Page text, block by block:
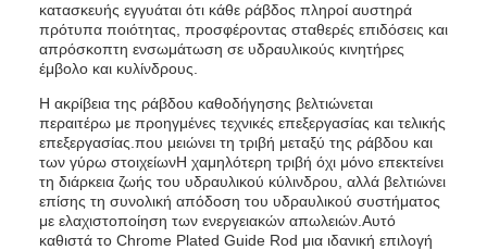
κατασκευής εγγυάται ότι κάθε ράβδος πληροί αυστηρά
πρότυπα ποιότητας, προσφέροντας σταθερές επιδόσεις και
απρόσκοπτη ενσωμάτωση σε υδραυλικούς κινητήρες
έμβολο και κυλίνδρους.
Η ακρίβεια της ράβδου καθοδήγησης βελτιώνεται
περαιτέρω με προηγμένες τεχνικές επεξεργασίας και τελικής
επεξεργασίας.που μειώνει τη τριβή μεταξύ της ράβδου και
των γύρω στοιχείωνΗ χαμηλότερη τριβή όχι μόνο επεκτείνει
τη διάρκεια ζωής του υδραυλικού κύλινδρου, αλλά βελτιώνει
επίσης τη συνολική απόδοση του υδραυλικού συστήματος
με ελαχιστοποίηση των ενεργειακών απωλειών.Αυτό
καθιστά το Chrome Plated Guide Rod μια ιδανική επιλογή